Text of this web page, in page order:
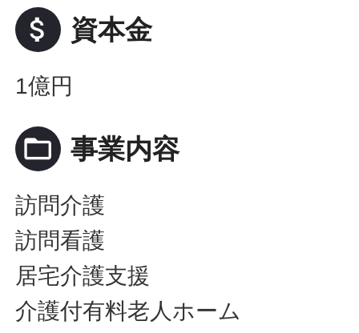
attach_money 資本金
1億円
folder_open 事業内容
訪問介護
訪問看護
居宅介護支援
介護付有料老人ホーム